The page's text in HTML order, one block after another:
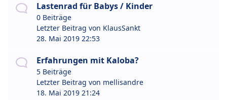
Lastenrad für Babys / Kinder
0 Beiträge
Letzter Beitrag von KlausSankt
28. Mai 2019 22:53
Erfahrungen mit Kaloba?
5 Beiträge
Letzter Beitrag von mellisandre
18. Mai 2019 21:24